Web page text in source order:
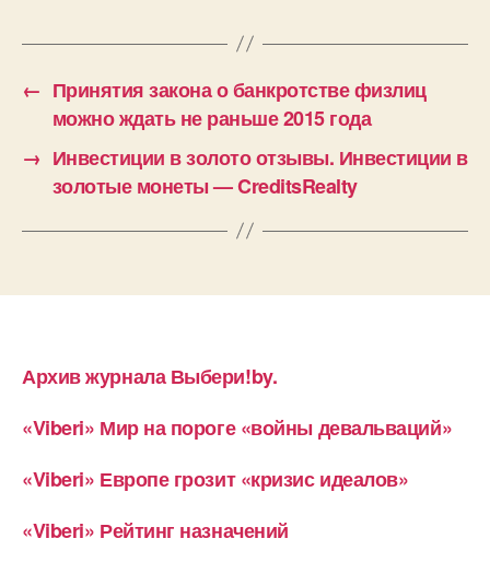
← Принятия закона о банкротстве физлиц
можно ждать не раньше 2015 года
→ Инвестиции в золото отзывы. Инвестиции в
золотые монеты — CreditsRealty
Архив журнала Выбери!by.
«Viberi» Мир на пороге «войны девальваций»
«Viberi» Европе грозит «кризис идеалов»
«Viberi» Рейтинг назначений